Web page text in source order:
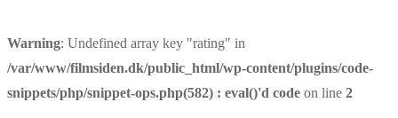
Warning: Undefined array key "rating" in
/var/www/filmsiden.dk/public_html/wp-content/plugins/code-
snippets/php/snippet-ops.php(582) : eval()'d code on line 2